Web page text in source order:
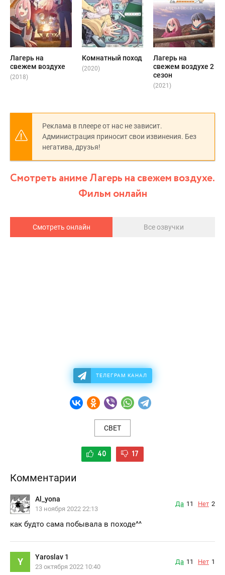
Лагерь на
свежем воздухе
(2018)
Комнатный поход
(2020)
Лагерь на
свежем воздухе 2
сезон
(2021)
Реклама в плеере от нас не зависит.
Администрация приносит свои извинения. Без
негатива, друзья!
Смотреть аниме Лагерь на свежем воздухе.
Фильм онлайн
Смотреть онлайн Все озвучки
ТЕЛЕГРАМ КАНАЛ
СВЕТ
40 17
Комментарии
Al_yona
13 ноября 2022 22:13
Да 11 Нет 2
как будто сама побывала в походе^^
Y Yaroslav 1
23 октября 2022 10:40
Да 11 Нет 1